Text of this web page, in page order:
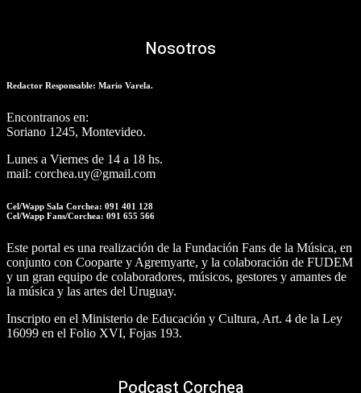
Nosotros
Redactor Responsable: Mario Varela.
Encontranos en:
Soriano 1245, Montevideo.
Lunes a Viernes de 14 a 18 hs.
mail: corchea.uy@gmail.com
Cel/Wapp Sala Corchea: 091 401 128
Cel/Wapp Fans/Corchea: 091 655 566
Este portal es una realización de la Fundación Fans de la Música, en
conjunto con Cooparte y Agremyarte, y la colaboración de FUDEM
y un gran equipo de colaboradores, músicos, gestores y amantes de
la música y las artes del Uruguay.
Inscripto en el Ministerio de Educación y Cultura, Art. 4 de la Ley
16099 en el Folio XVI, Fojas 193.
Podcast Corchea